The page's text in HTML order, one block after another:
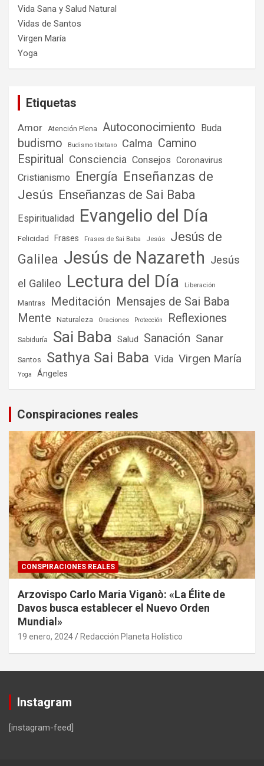
Vida Sana y Salud Natural
Vidas de Santos
Virgen María
Yoga
Etiquetas
Amor Atención Plena Autoconocimiento Buda
budismo Budismo tibetano Calma Camino
Espiritual
Consciencia Consejos Coronavirus
Cristianismo Energía Enseñanzas de
Jesús Enseñanzas de Sai Baba
Espiritualidad Evangelio del Día
Felicidad Frases Frases de Sai Baba Jesús
Jesús de
Galilea Jesús de Nazareth Jesús
el Galileo Lectura del Día Liberación
Mantras Meditación Mensajes de Sai Baba
Mente
Naturaleza Oraciones Protección Reflexiones
Sabiduría Sai Baba Salud Sanación Sanar
Santos Sathya Sai Baba Vida Virgen María
Yoga Ángeles
Conspiraciones reales
CONSPIRACIONES REALES
Arzovispo Carlo Maria Viganò: «La Élite de
Davos busca establecer el Nuevo Orden
Mundial»
19 enero, 2024 Redacción Planeta Holístico
Instagram
[instagram-feed]